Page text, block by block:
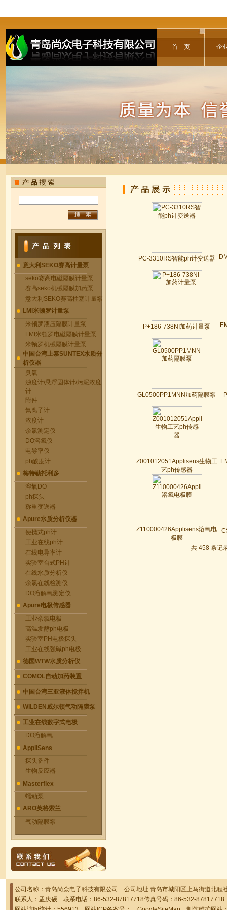
首 页 企
意大利SEKO赛高计量泵
seko赛高电磁隔膜计量泵
赛高seko机械隔膜加药泵
意大利SEKO赛高柱塞计量泵
LMI米顿罗计量泵
米顿罗液压隔膜计量泵
LMI米顿罗电磁隔膜计量泵
米顿罗机械隔膜计量泵
中国台湾上泰SUNTEX水质分
析仪器
臭氧
浊度计/悬浮固体计/污泥浓度
计
附件
氟离子计
浓度计
余氯测定仪
DO溶氧仪
电导率仪
ph酸度计
梅特勒托利多
溶氧DO
ph探头
称重变送器
Apure水质分析仪器
便携式ph计
工业在线ph计
在线电导率计
实验室台式PH计
在线水质分析仪
余氯在线检测仪
DO溶解氧测定仪
Apure电极传感器
工业余氯电极
高温发酵ph电极
实验室PH电极探头
工业在线强碱ph电极
德国WTW水质分析仪
COMOL自动加药装置
中国台湾三亚液体搅拌机
WILDEN威尔顿气动隔膜泵
工业在线数字式电极
DO溶解氧
AppliSens
探头备件
生物反应器
Masterflex
蠕动泵
ARO英格索兰
气动隔膜泵
PC-3310RS智能ph计变送器
P+186-738NI加药计量泵
GL0500PP1MNN加药隔膜泵
Z001012051Applisens生物工
艺ph传感器
Z110000426Applisens溶氧电
极膜
共 458 条记
公司名称：青岛尚众电子科技有限公司 公司地址:青岛市城阳区上马街道北
联系人：孟庆硕 联系电话：86-532-87817718传真号码：86-532-